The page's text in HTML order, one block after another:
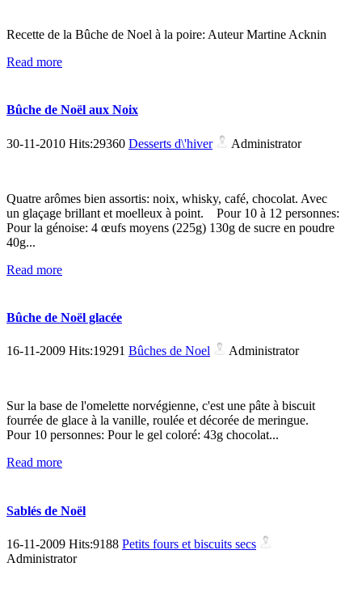
Recette de la Bûche de Noel à la poire: Auteur Martine Acknin
Read more
Bûche de Noël aux Noix
30-11-2010 Hits:29360 Desserts d\'hiver Administrator
Quatre arômes bien assortis: noix, whisky, café, chocolat. Avec
un glaçage brillant et moelleux à point. Pour 10 à 12 personnes:
Pour la génoise: 4 œufs moyens (225g) 130g de sucre en poudre
40g...
Read more
Bûche de Noël glacée
16-11-2009 Hits:19291 Bûches de Noel Administrator
Sur la base de l'omelette norvégienne, c'est une pâte à biscuit
fourrée de glace à la vanille, roulée et décorée de meringue.
Pour 10 personnes: Pour le gel coloré: 43g chocolat...
Read more
Sablés de Noël
16-11-2009 Hits:9188 Petits fours et biscuits secs
Administrator